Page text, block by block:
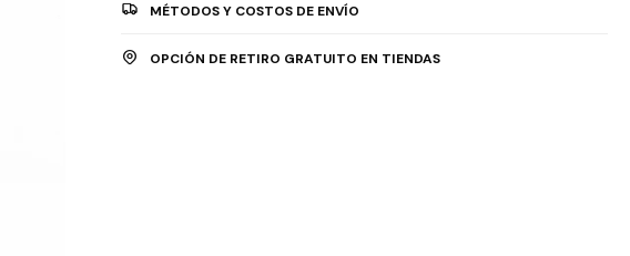
MÉTODOS Y COSTOS DE ENVÍO
OPCIÓN DE RETIRO GRATUITO EN TIENDAS